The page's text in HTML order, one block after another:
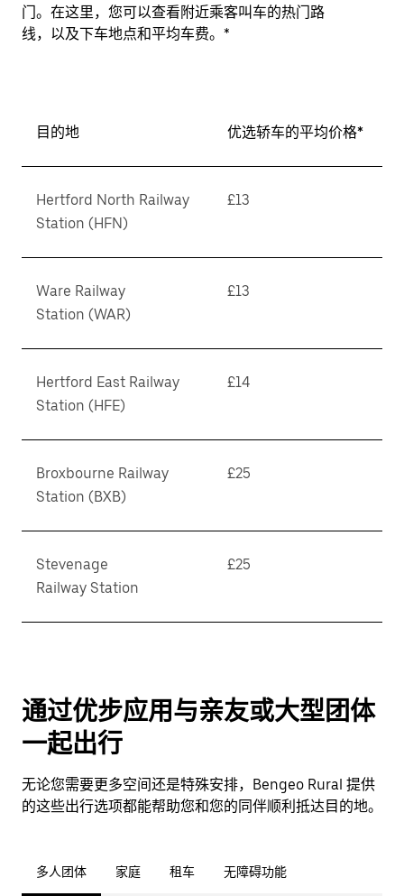
门。在这里，您可以查看附近乘客叫车的热门路
线，以及下车地点和平均车费。*
目的地 优选轿车的平均价格*
Hertford North Railway
Station (HFN)
£13
Ware Railway
Station (WAR)
£13
Hertford East Railway
Station (HFE)
£14
Broxbourne Railway
Station (BXB)
£25
Stevenage
Railway Station
£25
通过优步应用与亲友或大型团体
一起出行
无论您需要更多空间还是特殊安排，Bengeo Rural 提供
的这些出行选项都能帮助您和您的同伴顺利抵达目的地。
多人团体 家庭 租车 无障碍功能